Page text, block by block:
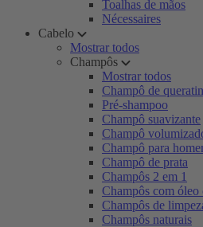
Toalhas de mãos
Nécessaires
Cabelo
Mostrar todos
Champôs
Mostrar todos
Champô de
Pré-shampoo
Champô suavizante
Champô
Champô para
Champô de prata
Champôs 2 em 1
Champôs com óleo
Champôs de
Champôs naturais